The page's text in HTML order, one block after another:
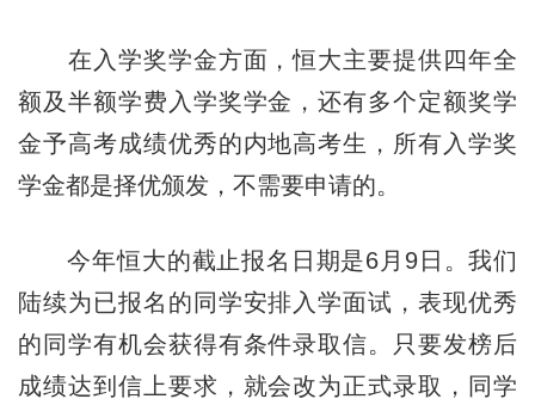
在入学奖学金方面，恒大主要提供四年全
额及半额学费入学奖学金，还有多个定额奖学
金予高考成绩优秀的内地高考生，所有入学奖
学金都是择优颁发，不需要申请的。
今年恒大的截止报名日期是6月9日。我们
陆续为已报名的同学安排入学面试，表现优秀
的同学有机会获得有条件录取信。只要发榜后
成绩达到信上要求，就会改为正式录取，同学